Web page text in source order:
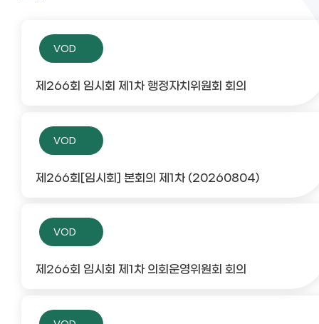
VOD
제266회 임시회 제1차 행정자치위원회 회의
VOD
제266회[임시회] 본회의 제1차 (20260804)
VOD
제266회 임시회 제1차 의회운영위원회 회의